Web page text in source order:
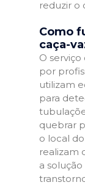
reduzir o
Como
caça-
O
por
utilizam
para
quebrar
o local
realizam
a